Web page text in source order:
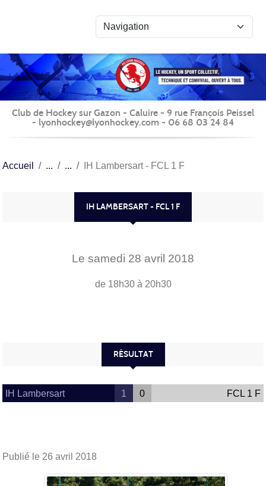
Club de Hockey sur Gazon - Caluire - 9 rue François Peissel
- lyonhockey@lyonhockey.com - 06 68 03 24 84
Accueil IH Lambersart - FCL 1 F
IH LAMBERSART - FCL 1 F
Le samedi 28 avril 2018
de 18h30 à 20h30
RÉSULTAT
IH Lambersart 1 0 FCL 1 F
Publié le 26 avril 2018